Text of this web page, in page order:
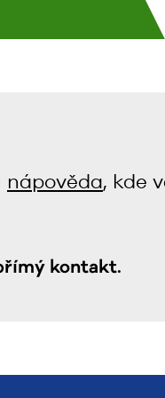
nápověda, kde
kontakt.